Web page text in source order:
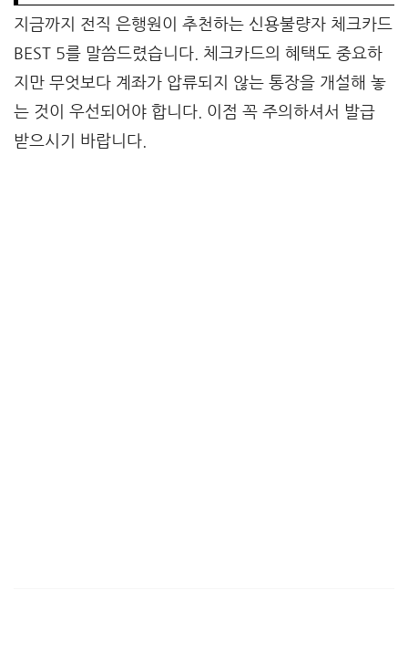
지금까지 전직 은행원이 추천하는 신용불량자 체크카드
BEST 5를 말씀드렸습니다. 체크카드의 혜택도 중요하
지만 무엇보다 계좌가 압류되지 않는 통장을 개설해 놓
는 것이 우선되어야 합니다. 이점 꼭 주의하셔서 발급
받으시기 바랍니다.